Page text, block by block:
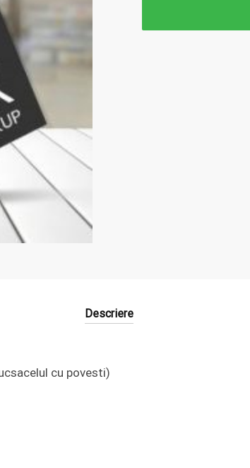
Descriere
cu povesti)